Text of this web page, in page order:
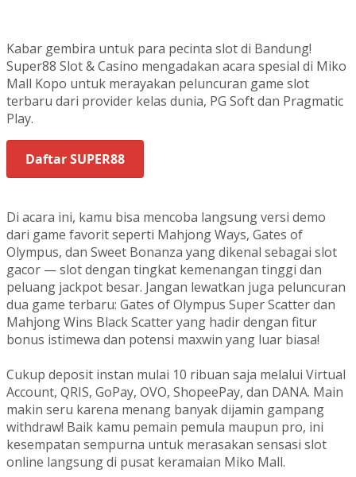
Kabar gembira untuk para pecinta slot di Bandung!
Super88 Slot & Casino mengadakan acara spesial di Miko
Mall Kopo untuk merayakan peluncuran game slot
terbaru dari provider kelas dunia, PG Soft dan Pragmatic
Play.
Daftar SUPER88
Di acara ini, kamu bisa mencoba langsung versi demo
dari game favorit seperti Mahjong Ways, Gates of
Olympus, dan Sweet Bonanza yang dikenal sebagai slot
gacor — slot dengan tingkat kemenangan tinggi dan
peluang jackpot besar. Jangan lewatkan juga peluncuran
dua game terbaru: Gates of Olympus Super Scatter dan
Mahjong Wins Black Scatter yang hadir dengan fitur
bonus istimewa dan potensi maxwin yang luar biasa!
Cukup deposit instan mulai 10 ribuan saja melalui Virtual
Account, QRIS, GoPay, OVO, ShopeePay, dan DANA. Main
makin seru karena menang banyak dijamin gampang
withdraw! Baik kamu pemain pemula maupun pro, ini
kesempatan sempurna untuk merasakan sensasi slot
online langsung di pusat keramaian Miko Mall.